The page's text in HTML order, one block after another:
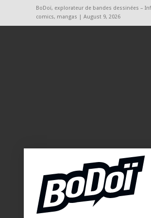
BoDoï, explorateur de bandes dessinées –
comics, mangas | August 9, 2026